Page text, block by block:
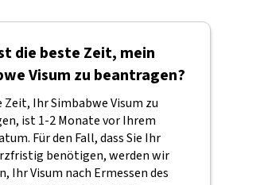
die beste Zeit, mein
Visum zu beantragen?
Zeit, Ihr Simbabwe Visum zu
ist 1-2 Monate vor Ihrem
Für den Fall, dass Sie Ihr
benötigen, werden wir
Ihr Visum nach Ermessen des